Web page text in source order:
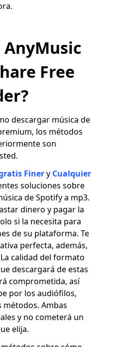
AnyMusic
Free
descargar música de
los métodos
son
Finery Cualquier
soluciones sobre
de Spotify a mp3.
dinero y pagar la
si la necesita para
de su plataforma. Te
perfecta, además,
calidad del formato
descargará de estas
comprometida, así
por los audiófilos,
Ambas
y no cometerá un
elija.